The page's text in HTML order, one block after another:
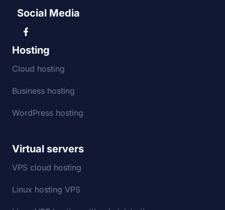
Social Media
Hosting
Cloud hosting
Business hosting
WordPress hosting
Virtual servers
VPS cloud hosting
Linux hosting VPS